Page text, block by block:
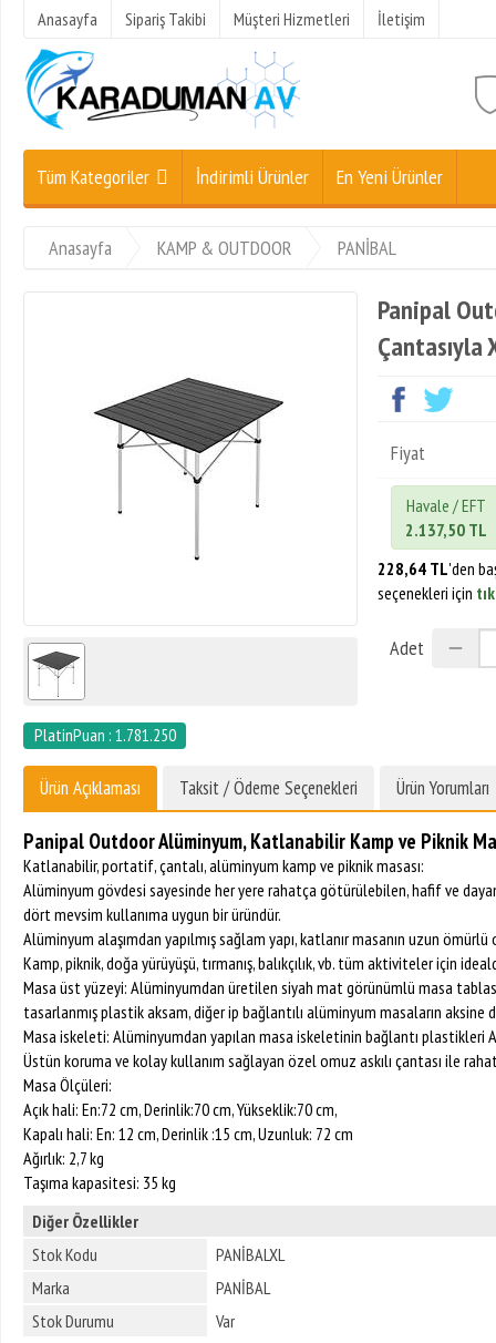
Anasayfa Sipariş Takibi Müşteri Hizmetleri İletişim
Tüm Kategoriler İndirimli Ürünler En Yeni Ürünler
Anasayfa KAMP & OUTDOOR PANİBAL
PlatinPuan : 1.781.250
Panipal
Çantasıyla
Fiyat
Havale / EFT
2.137,50 TL
228,64 TL'den
seçenekleri için
Adet
Ürün Açıklaması Taksit / Ödeme Seçenekleri Ürün Yorumları
Panipal Outdoor Alüminyum, Katlanabilir Kamp ve Piknik
Katlanabilir, portatif, çantalı, alüminyum kamp ve piknik masası:
Alüminyum gövdesi sayesinde her yere rahatça götürülebilen, hafif ve
dört mevsim kullanıma uygun bir üründür.
Alüminyum alaşımdan yapılmış sağlam yapı, katlanır masanın uzun ömürlü
Kamp, piknik, doğa yürüyüşü, tırmanış, balıkçılık, vb. tüm aktiviteler için
Masa üst yüzeyi: Alüminyumdan üretilen siyah mat görünümlü masa
tasarlanmış plastik aksam, diğer ip bağlantılı alüminyum masaların aksine
Masa iskeleti: Alüminyumdan yapılan masa iskeletinin bağlantı plastikleri
Üstün koruma ve kolay kullanım sağlayan özel omuz askılı çantası ile
Masa Ölçüleri:
Açık hali: En:72 cm, Derinlik:70 cm, Yükseklik:70 cm,
Kapalı hali: En: 12 cm, Derinlik :15 cm, Uzunluk: 72 cm
Ağırlık: 2,7 kg
Taşıma kapasitesi: 35 kg
Diğer Özellikler
Stok Kodu
PANİBALXL
Marka
PANİBAL
Stok Durumu
Var